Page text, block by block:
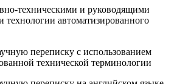
техническими и руководящими
технологии автоматизированного
переписку с использованием
технической терминологии